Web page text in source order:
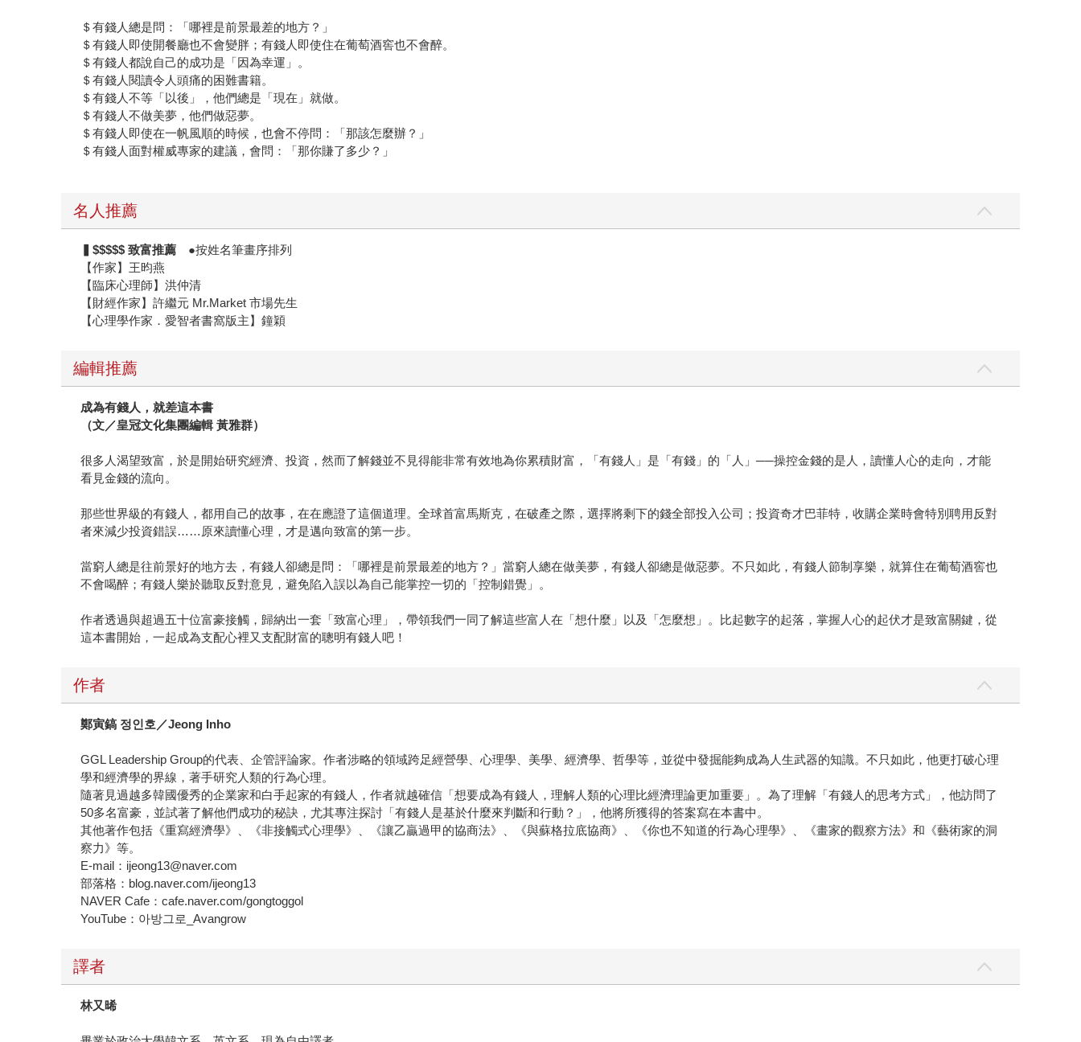
＄有錢人總是問：「哪裡是前景最差的地方？」
＄有錢人即使開餐廳也不會變胖；有錢人即使住在葡萄酒窖也不會醉。
＄有錢人都說自己的成功是「因為幸運」。
＄有錢人閱讀令人頭痛的困難書籍。
＄有錢人不等「以後」，他們總是「現在」就做。
＄有錢人不做美夢，他們做惡夢。
＄有錢人即使在一帆風順的時候，也會不停問：「那該怎麼辦？」
＄有錢人面對權威專家的建議，會問：「那你賺了多少？」
名人推薦
▍$$$$$ 致富推薦 ●按姓名筆畫序排列
【作家】王昀燕
【臨床心理師】洪仲清
【財經作家】許繼元 Mr.Market 市場先生
【心理學作家．愛智者書窩版主】鐘穎
編輯推薦
成為有錢人，就差這本書
（文／皇冠文化集團編輯 黃雅群）
很多人渴望致富，於是開始研究經濟、投資，然而了解錢並不見得能非常有效地為你累積財富，「有錢人」是「有錢」的「人」──操控金錢的是人，讀懂人心的走向，才能
看見金錢的流向。
那些世界級的有錢人，都用自己的故事，在在應證了這個道理。全球首富馬斯克，在破產之際，選擇將剩下的錢全部投入公司；投資奇才巴菲特，收購企業時會特別聘用反對
者來減少投資錯誤……原來讀懂心理，才是邁向致富的第一步。
當窮人總是往前景好的地方去，有錢人卻總是問：「哪裡是前景最差的地方？」當窮人總在做美夢，有錢人卻總是做惡夢。不只如此，有錢人節制享樂，就算住在葡萄酒窖也
不會喝醉；有錢人樂於聽取反對意見，避免陷入誤以為自己能掌控一切的「控制錯覺」。
作者透過與超過五十位富豪接觸，歸納出一套「致富心理」，帶領我們一同了解這些富人在「想什麼」以及「怎麼想」。比起數字的起落，掌握人心的起伏才是致富關鍵，從
這本書開始，一起成為支配心裡又支配財富的聰明有錢人吧！
作者
鄭寅鎬 정인호／Jeong Inho
GGL Leadership Group的代表、企管評論家。作者涉略的領域跨足經營學、心理學、美學、經濟學、哲學等，並從中發掘能夠成為人生武器的知識。不只如此，他更打破心理
學和經濟學的界線，著手研究人類的行為心理。
隨著見過越多韓國優秀的企業家和白手起家的有錢人，作者就越確信「想要成為有錢人，理解人類的心理比經濟理論更加重要」。為了理解「有錢人的思考方式」，他訪問了
50多名富豪，並試著了解他們成功的秘訣，尤其專注探討「有錢人是基於什麼來判斷和行動？」，他將所獲得的答案寫在本書中。
其他著作包括《重寫經濟學》、《非接觸式心理學》、《讓乙贏過甲的協商法》、《與蘇格拉底協商》、《你也不知道的行為心理學》、《畫家的觀察方法》和《藝術家的洞
察力》等。
E-mail：ijeong13@naver.com
部落格：blog.naver.com/ijeong13
NAVER Cafe：cafe.naver.com/gongtoggol
YouTube：아방그로_Avangrow
譯者
林又晞